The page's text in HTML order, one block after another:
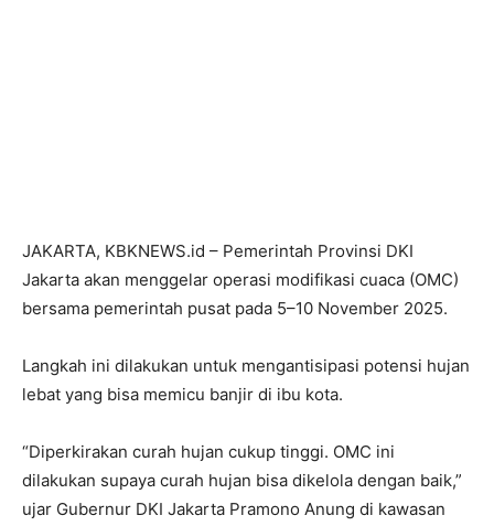
JAKARTA, KBKNEWS.id – Pemerintah Provinsi DKI
Jakarta akan menggelar operasi modifikasi cuaca (OMC)
bersama pemerintah pusat pada 5–10 November 2025.
Langkah ini dilakukan untuk mengantisipasi potensi hujan
lebat yang bisa memicu banjir di ibu kota.
“Diperkirakan curah hujan cukup tinggi. OMC ini
dilakukan supaya curah hujan bisa dikelola dengan baik,”
ujar Gubernur DKI Jakarta Pramono Anung di kawasan